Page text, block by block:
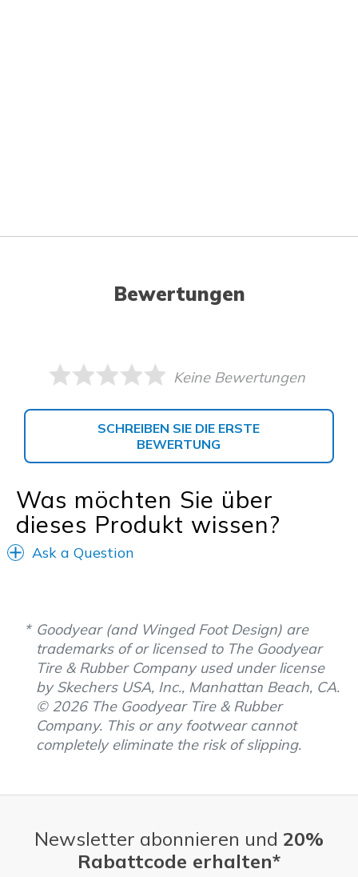
Bewertungen
Keine Bewertungen
SCHREIBEN SIE DIE ERSTE
BEWERTUNG
Was möchten Sie über
dieses Produkt wissen?
Ask a Question
Goodyear (and Winged Foot Design) are
trademarks of or licensed to The Goodyear
Tire & Rubber Company used under license
by Skechers USA, Inc., Manhattan Beach, CA.
© 2026 The Goodyear Tire & Rubber
Company. This or any footwear cannot
completely eliminate the risk of slipping.
Newsletter abonnieren und 20%
Rabattcode erhalten*